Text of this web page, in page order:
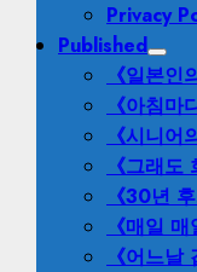
Privacy
Published
《일본인
《아침마
《시니어
《그래도
《30년
《매일
《어느날